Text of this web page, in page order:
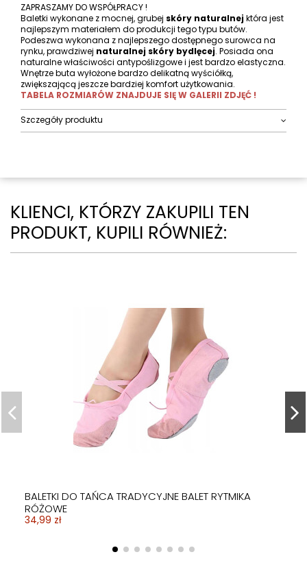
ZAPRASZAMY DO WSPÓŁPRACY !
Baletki wykonane z mocnej, grubej skóry naturalnejktóra jest
najlepszym materiałem do produkcji tego typu butów.
Podeszwa wykonana z najlepszego dostępnego surowca na
rynku, prawdziwej naturalnej skóry bydlęcej. Posiada ona
naturalne właściwości antypoślizgowe i jest bardzo elastyczna.
Wnętrze buta wyłożone bardzo delikatną wyściółką,
zwiększającą jeszcze bardziej komfort użytkowania.
TABELA ROZMIARÓW ZNAJDUJE SIĘ W GALERII ZDJĘĆ !
Szczegóły produktu
KLIENCI, KTÓRZY ZAKUPILI TEN
PRODUKT, KUPILI RÓWNIEŻ:
BALETKI DO TAŃCA TRADYCYJNE BALET RYTMIKA
RÓŻOWE
34,99 zł